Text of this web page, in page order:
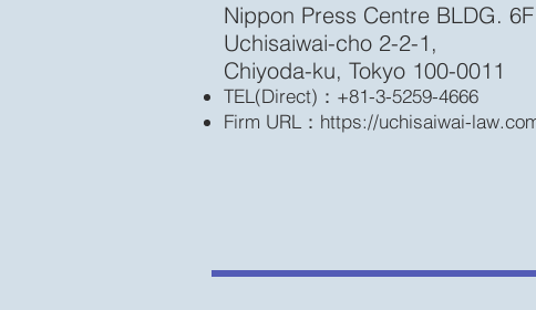
Nippon Press Centre BLDG. 6F
Uchisaiwai-cho 2-2-1,
Chiyoda-ku, Tokyo 100-0011
TEL(Direct)：+81-3-5259-4666
Firm URL： https://uchisaiwai-